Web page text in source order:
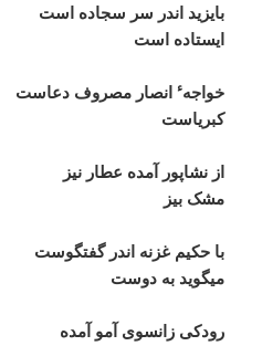
بايزيد اندر سر سجاده
ايستاده است
خواجهء
انصار مصروف
کبرياست
از نشاپور آمده عطار
مشک بيز
با حکيم غزنه اندر
ميگويد به دوست
رودکی زانسوی آمو آمده